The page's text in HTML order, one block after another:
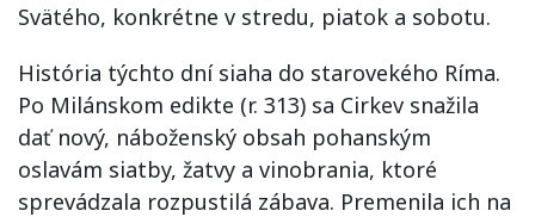
Svätého, konkrétne v stredu, piatok a sobotu.
História týchto dní siaha do starovekého Ríma.
Po Milánskom edikte (r. 313) sa Cirkev snažila
dať nový, náboženský obsah pohanským
oslavám siatby, žatvy a vinobrania, ktoré
sprevádzala rozpustilá zábava. Premenila ich na